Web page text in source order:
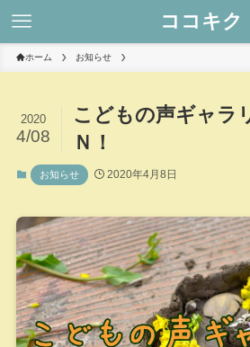
ココキク
ホーム お知らせ
こどもの声ギャラ
Ｎ！
2020
4/08
お知らせ 2020年4月8日